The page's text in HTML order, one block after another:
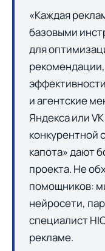
«Каждая
базовыми
для
и агентские
Яндекса или
конкурентной
капота» дают
проекта. Не
помощников:
нейросети,
специалист
рекламе.